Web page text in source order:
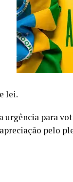
lei.
urgência para
pelo